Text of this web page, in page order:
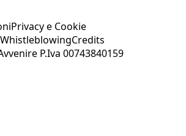
Privacy e Cookie
WhistleblowingCredits
P.Iva 00743840159